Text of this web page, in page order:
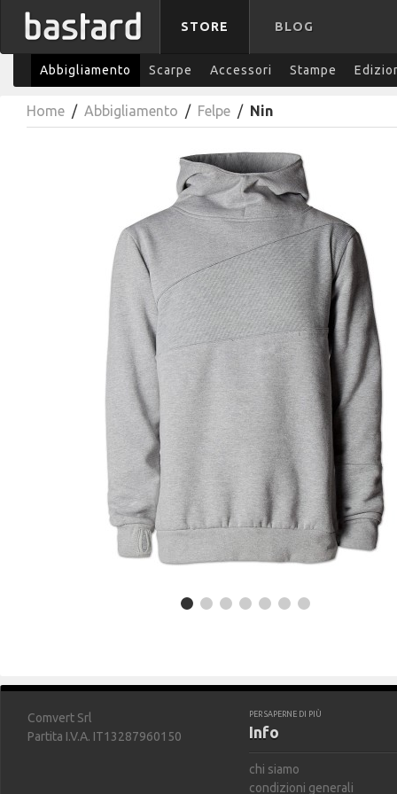
STORE BLOG
Abbigliamento Scarpe Accessori Stampe
Home / Abbigliamento / Felpe / Nin
Comvert Srl
Partita I.V.A. IT13287960150
PER SAPERNE DI PIÙ
Info
chi siamo
condizioni generali